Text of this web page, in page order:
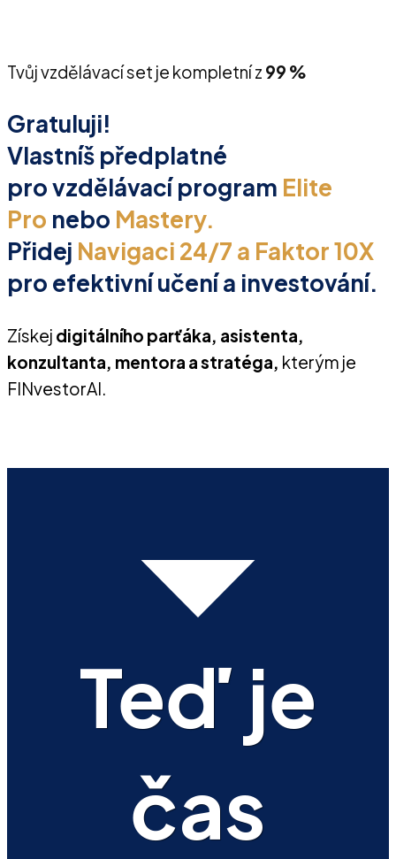
Tvůj vzdělávací set je kompletní z 99 %
Gratuluji!
Vlastníš předplatné
pro vzdělávací program Elite
Pro nebo Mastery.
Přidej Navigaci 24/7 a Faktor 10X
pro efektivní učení a investování.
Získej digitálního parťáka, asistenta,
konzultanta, mentora a stratéga, kterým je
FINvestorAI.
Teď je
čas